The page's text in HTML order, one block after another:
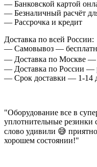
— Банковской картой
— Безналичный расчёт
— Рассрочка и кредит
Доставка по всей России:
— Самовывоз —
— Доставка по Москве —
— Доставка по России —
— Срок доставки — 1-14
"Оборудование все в
уплотнительные резинки
слово удивили 😅
хорошем состоянии!"